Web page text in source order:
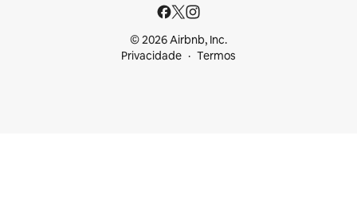
© 2026 Airbnb, Inc.
Privacidade
Termos